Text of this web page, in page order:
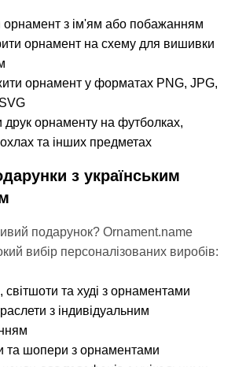
орнамент з ім'ям або побажанням
орнамент на схему для вишивки
орнамент у форматах PNG, JPG,
друк орнаменту на футболках,
та інших предметах
з українським
подарунок? Ornament.name
вибір персоналізованих виробів:
світшоти та худі з орнаментами
з індивідуальним
та шопери з орнаментами